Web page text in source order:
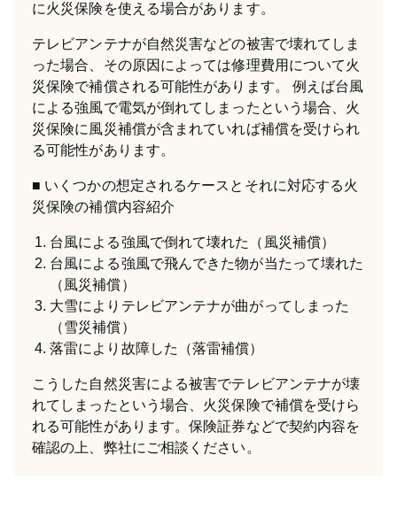
に火災保険を使える場合があります。
テレビアンテナが自然災害などの被害で壊れてしま
った場合、その原因によっては修理費用について火
災保険で補償される可能性があります。 例えば台風
による強風で電気が倒れてしまったという場合、火
災保険に風災補償が含まれていれば補償を受けられ
る可能性があります。
いくつかの想定されるケースとそれに対応する火
災保険の補償内容紹介
台風による強風で倒れて壊れた（風災補償）
台風による強風で飛んできた物が当たって壊れた
（風災補償）
大雪によりテレビアンテナが曲がってしまった
（雪災補償）
落雷により故障した（落雷補償）
こうした自然災害による被害でテレビアンテナが壊
れてしまったという場合、火災保険で補償を受けら
れる可能性があります。保険証券などで契約内容を
確認の上、弊社にご相談ください。